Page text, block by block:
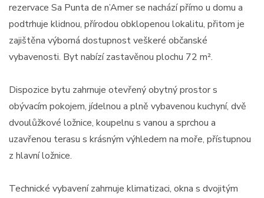
rezervace Sa Punta de n’Amer se nachází přímo u domu a
podtrhuje klidnou, přírodou obklopenou lokalitu, přitom je
zajištěna výborná dostupnost veškeré občanské
vybavenosti. Byt nabízí zastavěnou plochu 72 m².
Dispozice bytu zahrnuje otevřený obytný prostor s
obývacím pokojem, jídelnou a plně vybavenou kuchyní, dvě
dvoulůžkové ložnice, koupelnu s vanou a sprchou a
uzavřenou terasu s krásným výhledem na moře, přístupnou
z hlavní ložnice.
Technické vybavení zahrnuje klimatizaci, okna s dvojitým